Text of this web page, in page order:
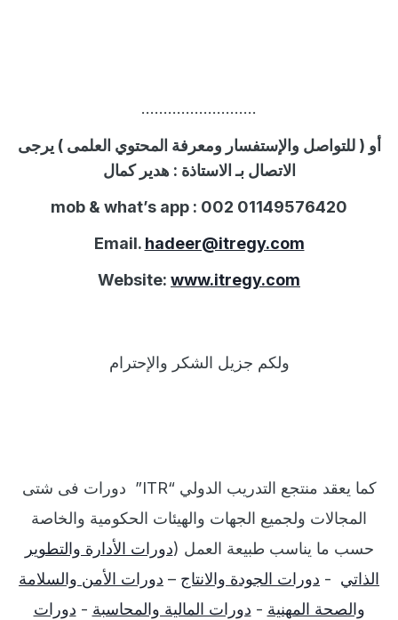
……………………..
أو ( للتواصل والإستفسار ومعرفة المحتوي العلمى ) يرجى
الاتصال بـ الاستاذة : هدير كمال
mob & what’s app : 002 01149576420
Email.hadeer@itregy.com
Website:www.itregy.com
ولكم جزيل الشكر والإحترام
كما يعقد منتجع التدريب الدولي “ITR”
دورات فى شتى
المجالات ولجميع الجهات والهيئات الحكومية والخاصة
حسب ما يناسب طبيعة العمل(دورات الأدارة والتطوير
الذاتي
- دورات الجودة والانتاج– دورات الأمن والسلامة
والصحة المهنية- دورات المالية والمحاسبة- دورات